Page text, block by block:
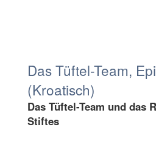
Das Tüftel-Team,
(Kroatisch)
Das Tüftel-Team und das
Stiftes